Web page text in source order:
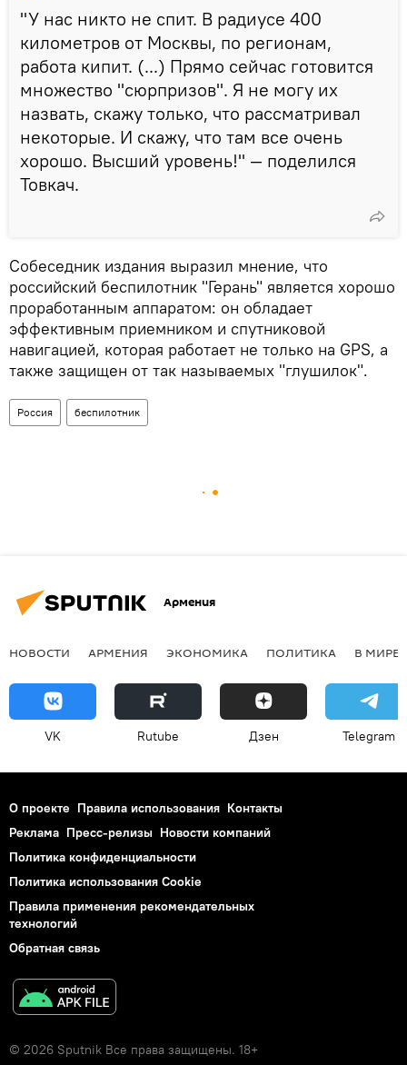
"У нас никто не спит. В радиусе 400
километров от Москвы, по регионам,
работа кипит. (...) Прямо сейчас готовится
множество "сюрпризов". Я не могу их
назвать, скажу только, что рассматривал
некоторые. И скажу, что там все очень
хорошо. Высший уровень!" — поделился
Товкач.
Собеседник издания выразил мнение, что
российский беспилотник "Герань" является хорошо
проработанным аппаратом: он обладает
эффективным приемником и спутниковой
навигацией, которая работает не только на GPS, а
также защищен от так называемых "глушилок".
Россия беспилотник
Армения
НОВОСТИ АРМЕНИЯ ЭКОНОМИКА ПОЛИТИКА В МИРЕ
VK Rutube Дзен Telegram
О проекте Правила использования Контакты
Реклама Пресс-релизы Новости компаний
Политика конфиденциальности
Политика использования Cookie
Правила применения рекомендательных
технологий
Обратная связь
© 2026 Sputnik Все права защищены. 18+